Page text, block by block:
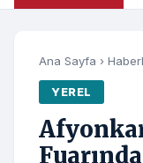
Ana Sayfa ›
YEREL